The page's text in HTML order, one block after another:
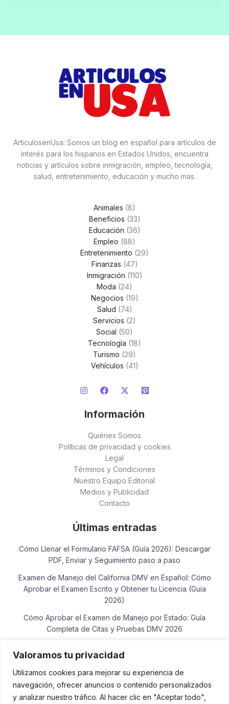
Valoramos tu privacidad
Utilizamos cookies para mejorar su experiencia de
navegación, ofrecer anuncios o contenido personalizados
y analizar nuestro tráfico. Al hacer clic en "Aceptar todo",
ArticulosenUsa: Somos un blog en español para artículos de
interés para los hispanos en Estados Unidos, encuentra
noticias y artículos sobre inmigración, empleo, tecnología,
salud, entretenimiento, educación y mucho mas.
Animales (8)
Beneficios (33)
Educación (36)
Empleo (88)
Entretenimiento (29)
Finanzas (47)
Inmigración (110)
Moda (24)
Negocios (19)
Salud (74)
Servicios (2)
Social (50)
Tecnología (18)
Turismo (29)
Vehículos (41)
Información
Quiénes Somos
Políticas de privacidad y cookies
Legal
Términos y Condiciones
Nuestro Equipo Editorial
Medios y Publicidad
Contacto
Últimas entradas
Cómo Llenar el Formulario FAFSA (Guía 2026): Descargar
PDF, Enviar y Seguimiento paso a paso
Examen de Manejo del California DMV en Español: Cómo
Aprobar el Examen Escrito y Obtener tu Licencia (Guía
2026)
Cómo Aprobar el Examen de Manejo por Estado: Guía
Completa de Citas y Pruebas DMV 2026
Español: Guía Completa 2026
Examen de Lectura y Escritura para la Ciudadanía
Americana: Guía de Práctica, Frases Oficiales y Vocabulario
USCIS